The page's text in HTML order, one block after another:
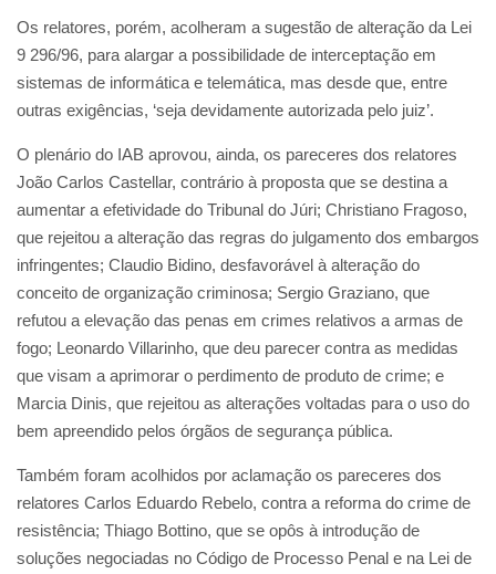
Os relatores, porém, acolheram a sugestão de alteração da Lei
9 296/96, para alargar a possibilidade de interceptação em
sistemas de informática e telemática, mas desde que, entre
outras exigências, ‘seja devidamente autorizada pelo juiz’.
O plenário do IAB aprovou, ainda, os pareceres dos relatores
João Carlos Castellar, contrário à proposta que se destina a
aumentar a efetividade do Tribunal do Júri; Christiano Fragoso,
que rejeitou a alteração das regras do julgamento dos embargos
infringentes; Claudio Bidino, desfavorável à alteração do
conceito de organização criminosa; Sergio Graziano, que
refutou a elevação das penas em crimes relativos a armas de
fogo; Leonardo Villarinho, que deu parecer contra as medidas
que visam a aprimorar o perdimento de produto de crime; e
Marcia Dinis, que rejeitou as alterações voltadas para o uso do
bem apreendido pelos órgãos de segurança pública.
Também foram acolhidos por aclamação os pareceres dos
relatores Carlos Eduardo Rebelo, contra a reforma do crime de
resistência; Thiago Bottino, que se opôs à introdução de
soluções negociadas no Código de Processo Penal e na Lei de